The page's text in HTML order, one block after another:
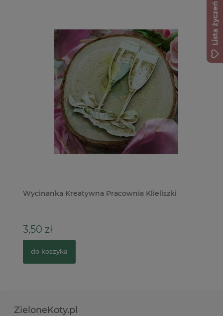
Wycinanka Kreatywna Pracownia Klieliszki
3,50 zł
do koszyka
ZieloneKoty.pl
Lista życzeń